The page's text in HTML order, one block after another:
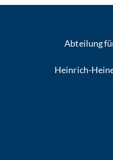
Abteilung
Heinrich-